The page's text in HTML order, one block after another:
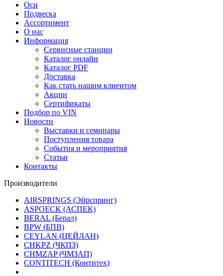
Оси
Подвеска
Ассортимент
О нас
Информация
Сервисные станции
Каталог онлайн
Каталог PDF
Доставка
Как стать нашим клиентом
Акции
Сертификаты
Подбор по VIN
Новости
Выставки и семинары
Поступления товара
События и мероприятия
Статьи
Контакты
Производители
AIRSPRINGS (Эйрспринг)
ASPOECK (АСПЕК)
BERAL (Берал)
BPW (БПВ)
CEYLAN (ЦЕЙЛАН)
CHKPZ (ЧКПЗ)
CHMZAP (ЧМЗАП)
CONTITECH (Контитех)